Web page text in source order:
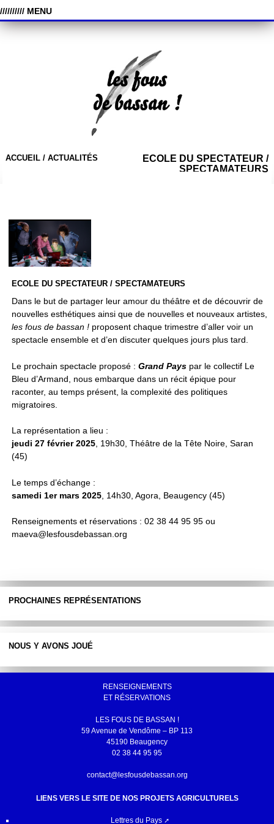
////////// MENU
ACCUEIL / ACTUALITÉS
ECOLE DU SPECTATEUR /
SPECTAMATEURS
ECOLE DU SPECTATEUR / SPECTAMATEURS
Dans le but de partager leur amour du théâtre et de découvrir de
nouvelles esthétiques ainsi que de nouvelles et nouveaux artistes,
les fous de bassan ! proposent chaque trimestre d’aller voir un
spectacle ensemble et d’en discuter quelques jours plus tard.
Le prochain spectacle proposé : Grand Pays par le collectif Le
Bleu d’Armand, nous embarque dans un récit épique pour
raconter, au temps présent, la complexité des politiques
migratoires.
La représentation a lieu :
jeudi 27 février 2025, 19h30, Théâtre de la Tête Noire, Saran
(45)
Le temps d’échange :
samedi 1er mars 2025, 14h30, Agora, Beaugency (45)
Renseignements et réservations : 02 38 44 95 95 ou
maeva@lesfousdebassan.org
PROCHAINES REPRÉSENTATIONS
NOUS Y AVONS JOUÉ
RENSEIGNEMENTS
ET RÉSERVATIONS
LES FOUS DE BASSAN !
59 Avenue de Vendôme – BP 113
45190 Beaugency
02 38 44 95 95
contact@lesfousdebassan.org
LIENS VERS LE SITE DE NOS PROJETS AGRICULTURELS
Lettres du Pays